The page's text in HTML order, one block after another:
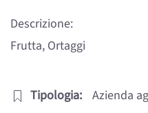
Descrizione:
Frutta, Ortaggi
Tipologia: Azienda